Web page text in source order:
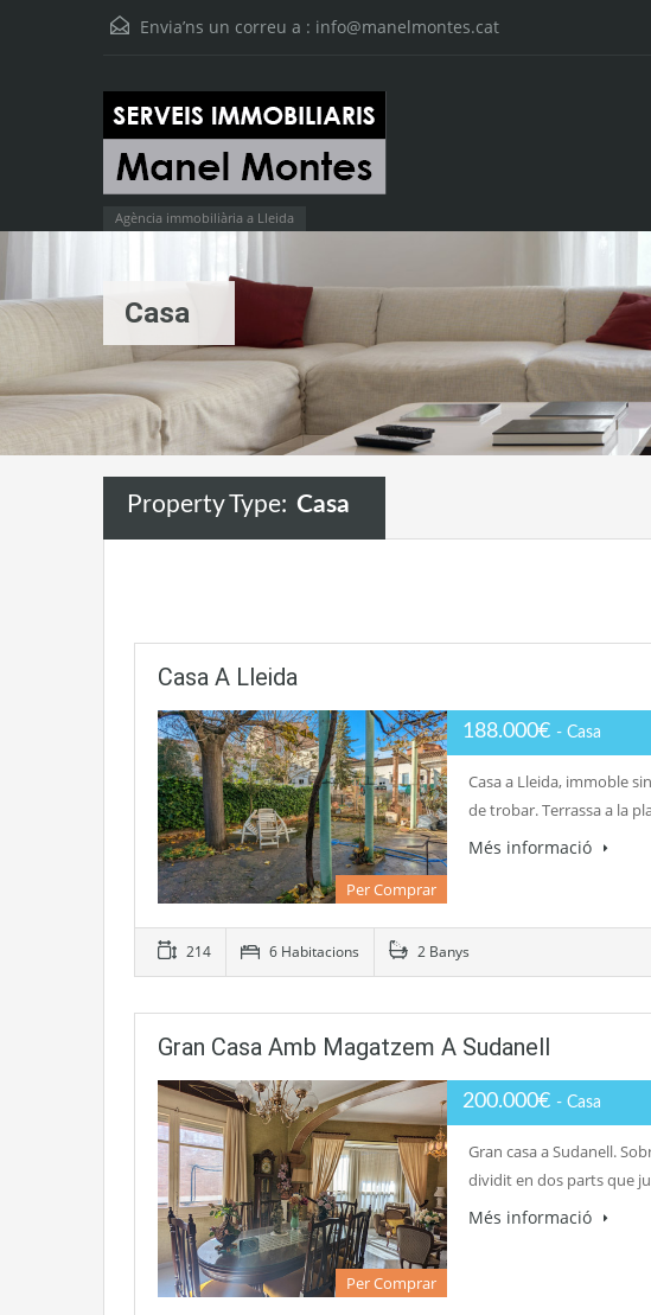
Envia’ns un correu a : info@manelmontes.cat
Agència immobiliària a Lleida
Casa
Property Type: Casa
Casa A Lleida
Per Comprar
188.000€ - Casa
Casa a Lleida, immoble
de trobar. Terrassa a la
Més informació
214 6 Habitacions 2 Banys
Gran Casa Amb Magatzem A Sudanell
Per Comprar
200.000€ - Casa
Gran casa a Sudanell.
dividit en dos parts que
Més informació